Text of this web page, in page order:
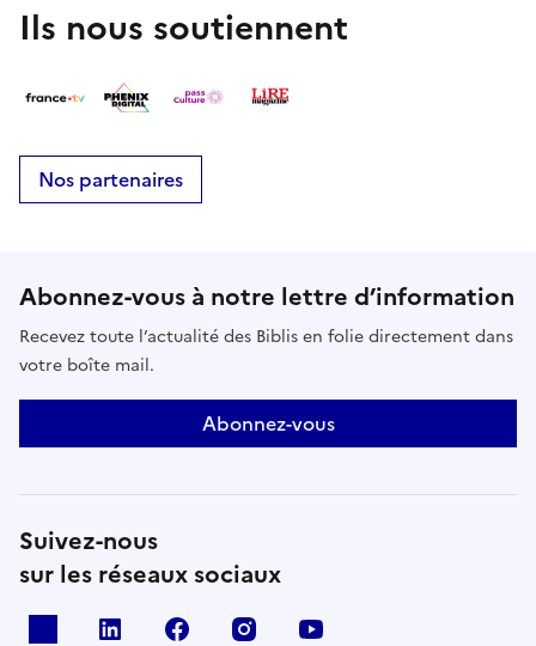
Ils nous soutiennent
Nos partenaires
Abonnez-vous à notre lettre d’information
Recevez toute l’actualité des Biblis en folie directement dans
votre boîte mail.
Abonnez-vous
Suivez-nous
sur les réseaux sociaux
Linkedin Facebook Instagram